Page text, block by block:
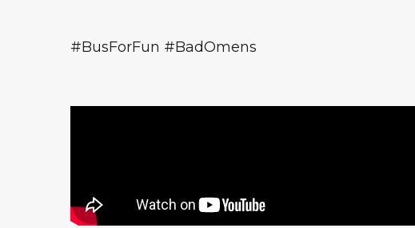
#BusForFun #BadOmens